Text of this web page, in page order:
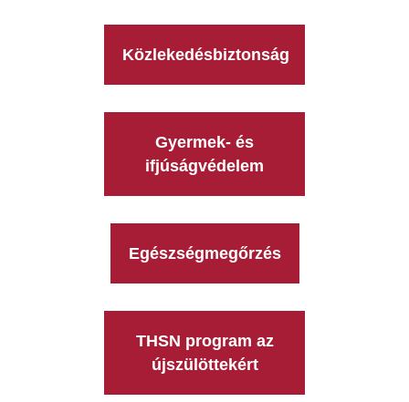
Közlekedésbiztonság
Gyermek- és
ifjúságvédelem
Egészségmegőrzés
THSN program az
újszülöttekért